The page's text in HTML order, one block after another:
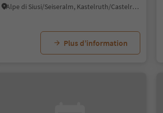
Alpe di Siusi/Seiseralm, Kastelruth/Castelrotto, Dolomites Region Seiser Alm
Plus d’information